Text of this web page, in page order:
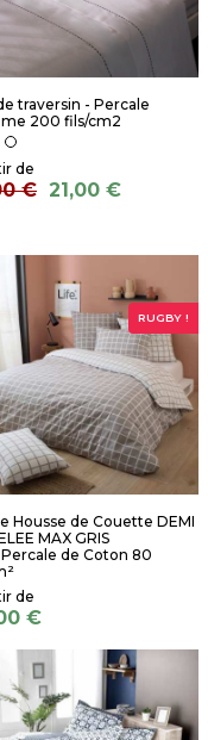
traversin - Percale
200 fils/cm2
€ 21,00 €
RUGBY !
Housse de Couette DEMI
MAX GRIS
Percale de Coton 80
€